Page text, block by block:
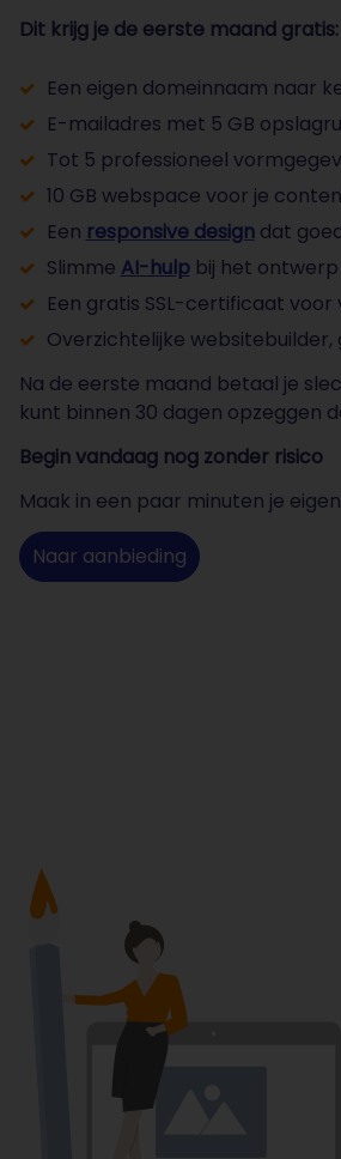
Dit krijg je de eerste maand gratis:
Een eigen domeinnaam naar
E-mailadres met 5 GB
Tot 5 professioneel
10 GB webspace voor je
Een responsive designdat
Slimme AI-hulpbij het ontwerp
Een gratis SSL-certificaat
Overzichtelijke websitebuilder,
Na de eerste maand betaal je
kunt binnen 30 dagen opzeggen
Begin vandaag nog zonder risico
Maak in een paar minuten je
Naar aanbieding